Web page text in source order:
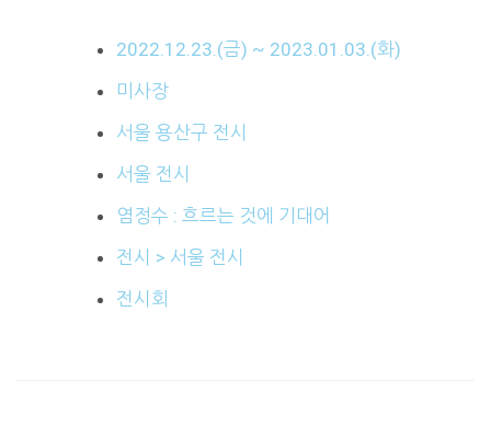
2022.12.23.(금) ~ 2023.01.03.(화)
미사장
서울 용산구 전시
서울 전시
염정수 : 흐르는 것에 기대어
전시 > 서울 전시
전시회